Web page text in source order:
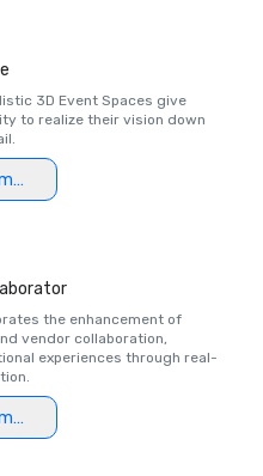
bijeenkomsten en
Meetings Magazine
ondernemers
3D Event Spaces give
to realize their vision down
the enhancement of
vendor collaboration,
experiences through real-